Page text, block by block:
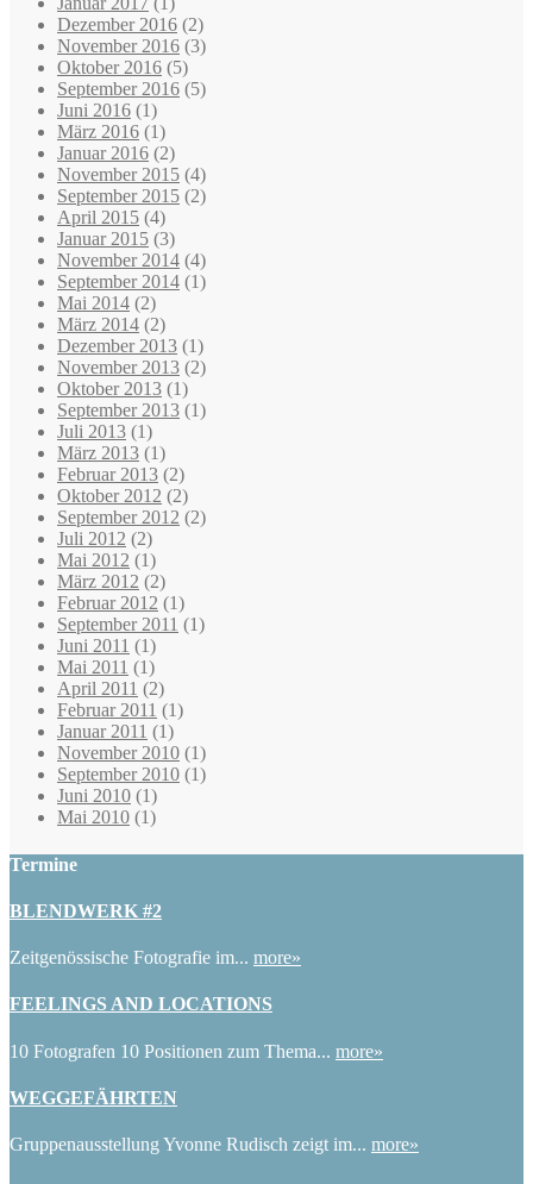
Dezember 2016 (2)
November 2016 (3)
Oktober 2016 (5)
September 2016 (5)
Juni 2016 (1)
März 2016 (1)
Januar 2016 (2)
November 2015 (4)
September 2015 (2)
April 2015 (4)
Januar 2015 (3)
November 2014 (4)
September 2014 (1)
Mai 2014 (2)
März 2014 (2)
Dezember 2013 (1)
November 2013 (2)
Oktober 2013 (1)
September 2013 (1)
Juli 2013 (1)
März 2013 (1)
Februar 2013 (2)
Oktober 2012 (2)
September 2012 (2)
Juli 2012 (2)
Mai 2012 (1)
März 2012 (2)
Februar 2012 (1)
September 2011 (1)
Juni 2011 (1)
Mai 2011 (1)
April 2011 (2)
Februar 2011 (1)
Januar 2011 (1)
November 2010 (1)
September 2010 (1)
Juni 2010 (1)
Mai 2010 (1)
Termine
BLENDWERK #2
Zeitgenössische Fotografie im... more»
FEELINGS AND LOCATIONS
10 Fotografen 10 Positionen zum Thema... more»
WEGGEFÄHRTEN
Gruppenausstellung Yvonne Rudisch zeigt im... more»